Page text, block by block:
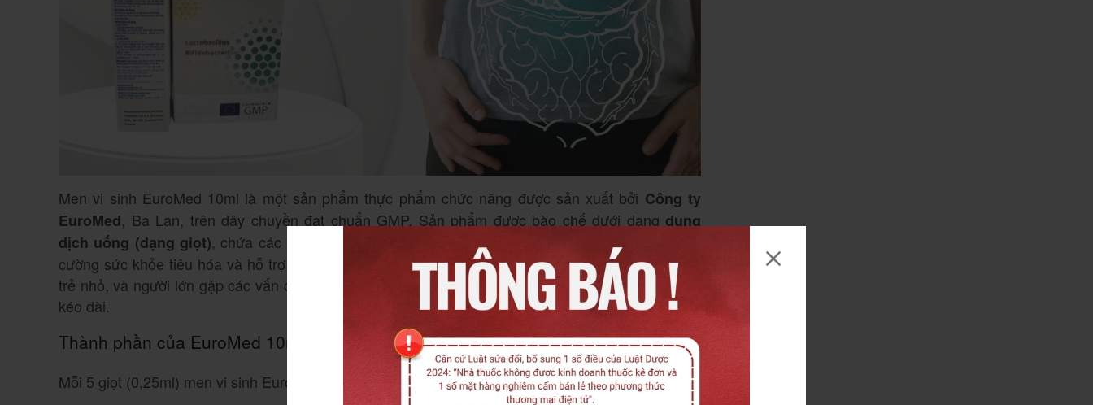
Men vi sinh EuroMed 10ml là một sản phẩm thực phẩm chức năng được sản xuất bởi Công ty
EuroMed, Ba Lan, trên dây chuyền đạt chuẩn GMP. Sản phẩm được bào chế dưới dạng dung
dịch uống (dạng giọt), chứa các lợi khuẩn và vitamin giúp cân bằng hệ vi sinh đường ruột, tăng
cường sức khỏe tiêu hóa và hỗ trợ hệ miễn dịch. EuroMed 10ml đặc biệt phù hợp cho trẻ sơ sinh,
trẻ nhỏ, và người lớn gặp các vấn đề tiêu hóa do loạn khuẩn đường ruột hoặc sử dụng kháng sinh
kéo dài.
Thành phần của EuroMed 10ml
Mỗi 5 giọt (0,25ml) men vi sinh EuroMed 10ml chứa: